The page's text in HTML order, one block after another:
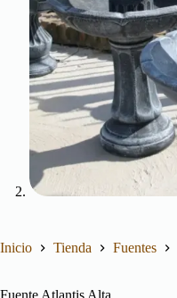
Inicio Tienda Fuentes
Fuente Atlantis Alta